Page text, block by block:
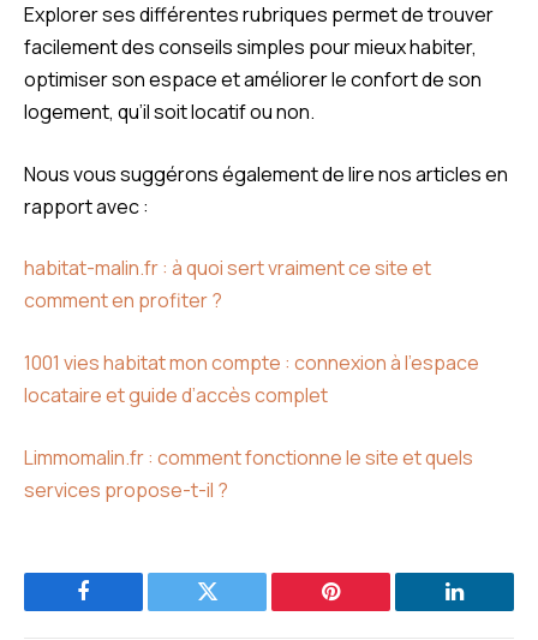
Explorer ses différentes rubriques permet de trouver
facilement des conseils simples pour mieux habiter,
optimiser son espace et améliorer le confort de son
logement, qu’il soit locatif ou non.
Nous vous suggérons également de lire nos articles en
rapport avec :
habitat-malin.fr : à quoi sert vraiment ce site et
comment en profiter ?
1001 vies habitat mon compte : connexion à l’espace
locataire et guide d’accès complet
Limmomalin.fr : comment fonctionne le site et quels
services propose-t-il ?
Facebook Twitter Pinterest LinkedIn